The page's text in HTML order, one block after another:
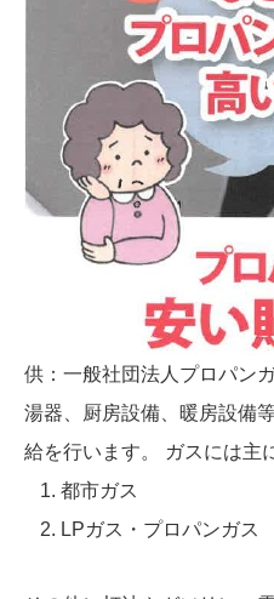
供：一般社団法人プロパン
湯器、厨房設備、暖房設備
給を行います。 ガスには主
都市ガス
LPガス・プロパンガス